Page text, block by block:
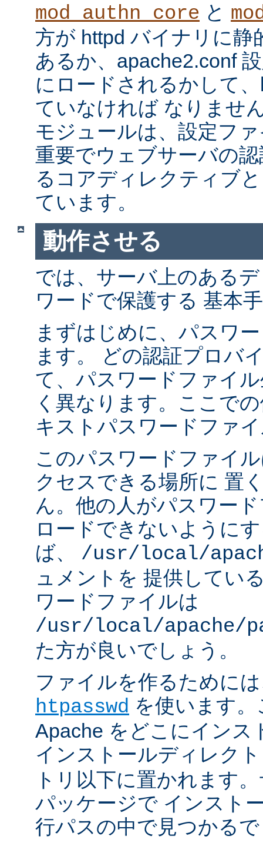
mod_authn_core と
方が httpd バイナリに静
あるか、apache2.conf
にロードされるかして
ていなければ なりませ
モジュールは、設定フ
重要でウェブサーバの
るコアディレクティブ
ています。
動作させる
では、サーバ上のある
ワードで保護する 基本
まずはじめに、パスワ
ます。 どの認証プロバ
て、パスワードファイ
く異なります。ここで
キストパスワードファ
このパスワードファイ
クセスできる場所に 置
ん。他の人がパスワー
ロードできないように
ば、 /usr/local/
ュメントを 提供してい
ワードファイルは
/usr/local/apache/
た方が良いでしょう。
ファイルを作るために
htpasswd を使います
Apache をどこにインス
インストールディレク
トリ以下に置かれます
パッケージで インスト
行パスの中で見つかる